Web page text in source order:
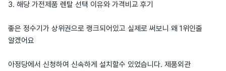
3. 해당 가전제품 렌탈 선택 이유와 가격비교 후기
좋은 정수기가 상위권으로 랭크되어있고 실제로 써보니 왜 1위인줄
알겠어요
아정당에서 신청하여 신속하게 설치할수 있었습니다. 제품외관